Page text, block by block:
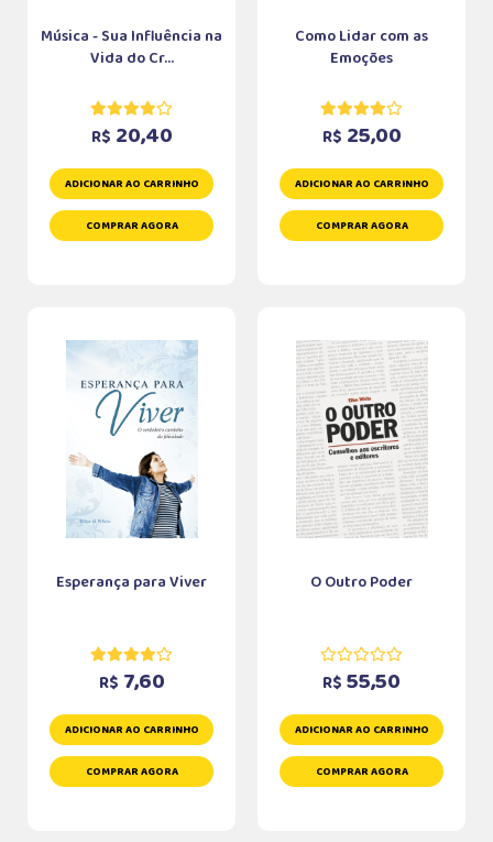
Música - Sua Influência na
Vida do Cr...
R$ 20,40
ADICIONAR AO CARRINHO
COMPRAR AGORA
Como Lidar com as
Emoções
R$ 25,00
ADICIONAR AO CARRINHO
COMPRAR AGORA
Esperança para Viver
R$ 7,60
ADICIONAR AO CARRINHO
COMPRAR AGORA
O Outro Poder
R$ 55,50
ADICIONAR AO CARRINHO
COMPRAR AGORA